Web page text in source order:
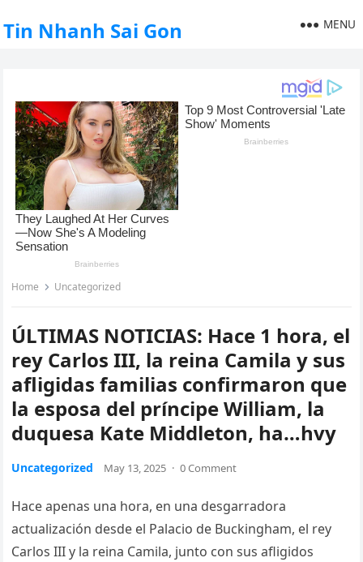
Tin Nhanh Sai Gon MENU
Home Uncategorized
ÚLTIMAS NOTICIAS: Hace 1 hora, el
rey Carlos III, la reina Camila y sus
afligidas familias confirmaron que
la esposa del príncipe William, la
duquesa Kate Middleton, ha…hvy
Uncategorized May 13, 2025 · 0 Comment
Hace apenas una hora, en una desgarradora
actualización desde el Palacio de Buckingham, el rey
Carlos III y la reina Camila, junto con sus afligidos